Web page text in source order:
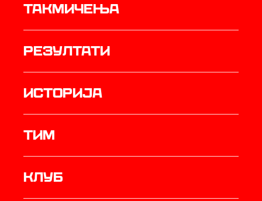
Такмичења
резултати
историја
ТИМ
Клуб